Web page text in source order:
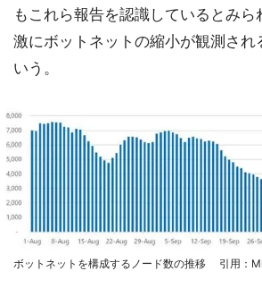
もこれら報告を認識しているとみら
激にボットネットの縮小が観測され
いう。
ボットネットを構成するノード数の推移 引用：